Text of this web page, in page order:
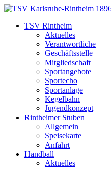
TSV Rintheim
Aktuelles
Verantwortliche
Geschäftsstelle
Mitgliedschaft
Sportangebote
Sportecho
Sportanlage
Kegelbahn
Jugendkonzept
Rintheimer Stuben
Allgemein
Speisekarte
Anfahrt
Handball
Aktuelles